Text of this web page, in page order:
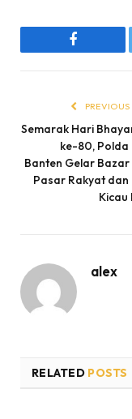
Facebook
Semarak Hari
ke-80, Polda
Banten Gelar Bazar
Pasar Rakyat dan
Kicau
alex
RELATED POSTS